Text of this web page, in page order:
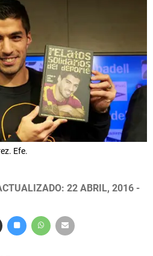
Efe.
22 ABRIL, 2016 -